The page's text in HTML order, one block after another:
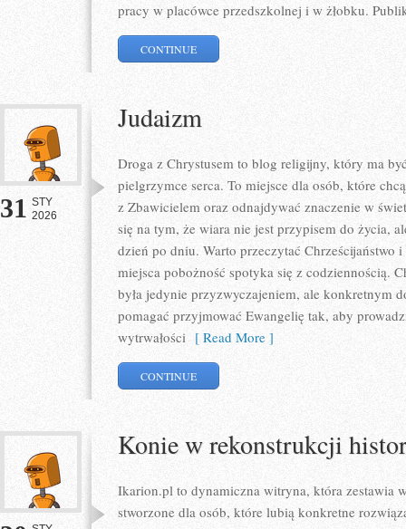
pracy w placówce przedszkolnej i w żłobku.
CONTINUE
31 STY
2026
Judaizm
Droga z Chrystusem to blog religijny, który ma
pielgrzymce serca. To miejsce dla osób, które
z Zbawicielem oraz odnajdywać znaczenie w
się na tym, że wiara nie jest przypisem do życia,
dzień po dniu. Warto przeczytać Chrześcijaństwo
miejsca pobożność spotyka się z codziennością.
była jedynie przyzwyczajeniem, ale konkretnym
pomagać przyjmować Ewangelię tak, aby
wytrwałości [ Read More ]
CONTINUE
Konie w rekonstrukcji
Ikarion.pl to dynamiczna witryna, która zestawia
stworzone dla osób, które lubią konkretne